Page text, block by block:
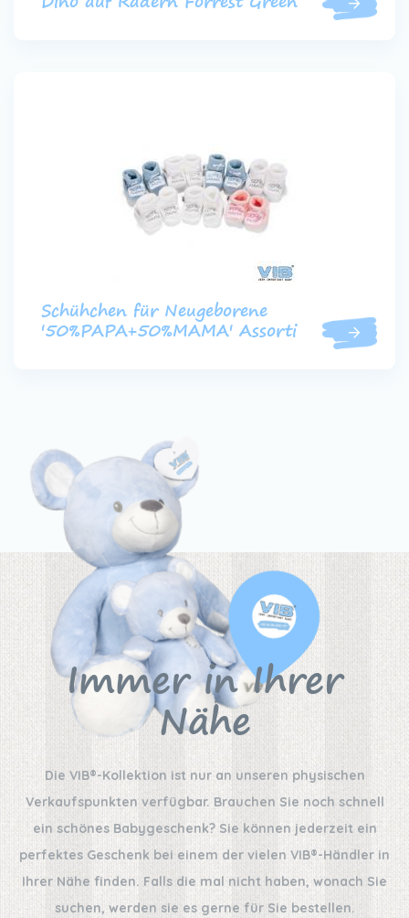
Schühchen für Neugeborene
'50%PAPA+50%MAMA' Assorti
Immer in Ihrer
Nähe
Die VIB®-Kollektion ist nur an unseren physischen
Verkaufspunkten verfügbar. Brauchen Sie noch schnell
ein schönes Babygeschenk? Sie können jederzeit ein
perfektes Geschenk bei einem der vielen VIB®-Händler in
Ihrer Nähe finden. Falls die mal nicht haben, wonach Sie
suchen, werden sie es gerne für Sie bestellen.